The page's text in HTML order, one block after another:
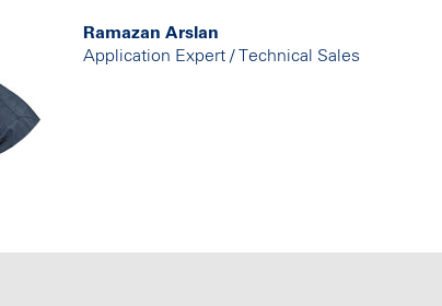
Ramazan Arslan
Application Expert / Technical Sales